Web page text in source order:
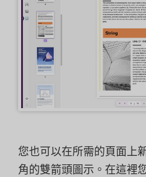
您也可以在所需的頁面上
角的雙箭頭圖示。在這裡